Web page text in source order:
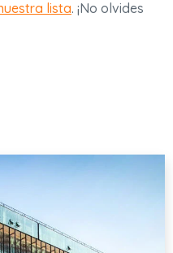
lista. ¡No olvides